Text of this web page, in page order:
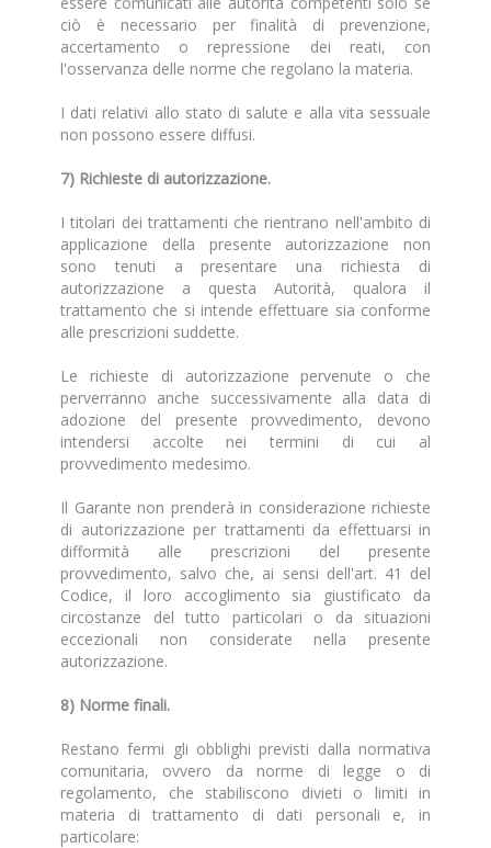
ciò è necessario per finalità di prevenzione,
accertamento o repressione dei reati, con
l'osservanza delle norme che regolano la materia.
I dati relativi allo stato di salute e alla vita sessuale
non possono essere diffusi.
7) Richieste di autorizzazione.
I titolari dei trattamenti che rientrano nell'ambito di
applicazione della presente autorizzazione non
sono tenuti a presentare una richiesta di
autorizzazione a questa Autorità, qualora il
trattamento che si intende effettuare sia conforme
alle prescrizioni suddette.
Le richieste di autorizzazione pervenute o che
perverranno anche successivamente alla data di
adozione del presente provvedimento, devono
intendersi accolte nei termini di cui al
provvedimento medesimo.
Il Garante non prenderà in considerazione richieste
di autorizzazione per trattamenti da effettuarsi in
difformità alle prescrizioni del presente
provvedimento, salvo che, ai sensi dell'art. 41 del
Codice, il loro accoglimento sia giustificato da
circostanze del tutto particolari o da situazioni
eccezionali non considerate nella presente
autorizzazione.
8) Norme finali.
Restano fermi gli obblighi previsti dalla normativa
comunitaria, ovvero da norme di legge o di
regolamento, che stabiliscono divieti o limiti in
materia di trattamento di dati personali e, in
particolare: